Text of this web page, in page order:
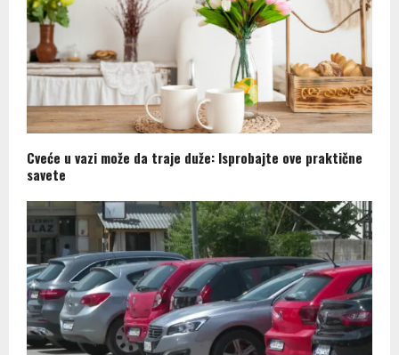
Cveće u vazi može da traje duže: Isprobajte ove praktične
savete